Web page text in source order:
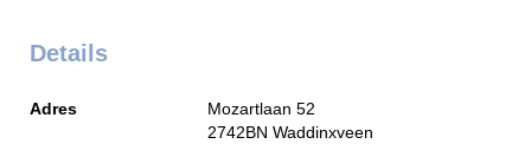
Details
Adres
Mozartlaan 52
2742BN Waddinxveen